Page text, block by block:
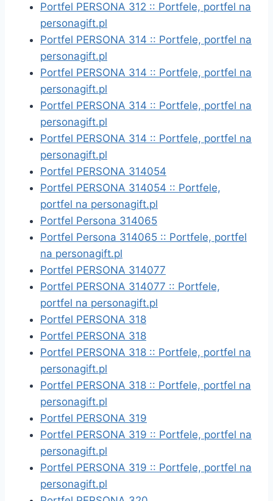
Portfel PERSONA 312 :: Portfele, portfel na
personagift.pl
Portfel PERSONA 314 :: Portfele, portfel na
personagift.pl
Portfel PERSONA 314 :: Portfele, portfel na
personagift.pl
Portfel PERSONA 314 :: Portfele, portfel na
personagift.pl
Portfel PERSONA 314 :: Portfele, portfel na
personagift.pl
Portfel PERSONA 314054
Portfel PERSONA 314054 :: Portfele,
portfel na personagift.pl
Portfel Persona 314065
Portfel Persona 314065 :: Portfele, portfel
na personagift.pl
Portfel PERSONA 314077
Portfel PERSONA 314077 :: Portfele,
portfel na personagift.pl
Portfel PERSONA 318
Portfel PERSONA 318
Portfel PERSONA 318 :: Portfele, portfel na
personagift.pl
Portfel PERSONA 318 :: Portfele, portfel na
personagift.pl
Portfel PERSONA 319
Portfel PERSONA 319 :: Portfele, portfel na
personagift.pl
Portfel PERSONA 319 :: Portfele, portfel na
personagift.pl